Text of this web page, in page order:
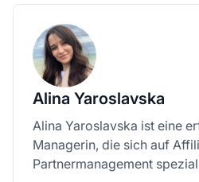
Alina Yaroslavska
Alina Yaroslavska ist eine
Managerin, die sich auf
Partnermanagement